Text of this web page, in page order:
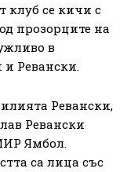
клуб се кичи с
прозорците на
в
и Ревански.
Ревански,
Ревански
Ямбол.
са лица със